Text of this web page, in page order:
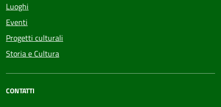
Luoghi
Eventi
Progetti culturali
Storia e Cultura
CONTATTI